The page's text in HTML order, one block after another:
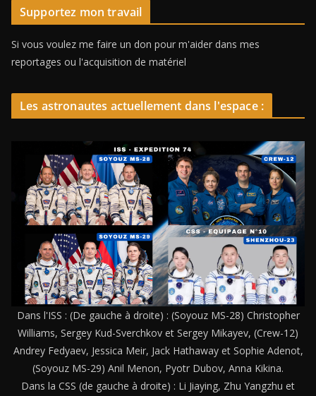
Supportez mon travail
Si vous voulez me faire un don pour m'aider dans mes
reportages ou l'acquisition de matériel
Les astronautes actuellement dans l'espace :
Dans l'ISS : (De gauche à droite) : (Soyouz MS-28) Christopher
Williams, Sergey Kud-Sverchkov et Sergey Mikayev, (Crew-12)
Andrey Fedyaev, Jessica Meir, Jack Hathaway et Sophie Adenot,
(Soyouz MS-29) Anil Menon, Pyotr Dubov, Anna Kikina.
Dans la CSS (de gauche à droite) : Li Jiaying, Zhu Yangzhu et